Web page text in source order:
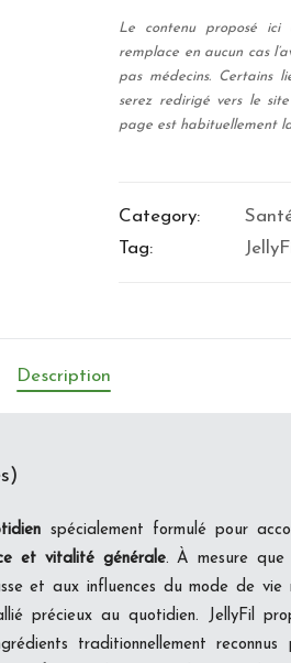
Le contenu proposé
remplace en aucun cas
pas médecins. Certains
serez redirigé vers le
page est habituellement
Category:
Tag:
Description
spécialement formulé pour
et vitalité générale. À mesure que
et aux influences du mode de vie
précieux au quotidien. JellyFil
traditionnellement